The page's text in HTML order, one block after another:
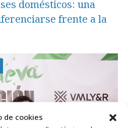
de cookies
domésticos: una
frente a la